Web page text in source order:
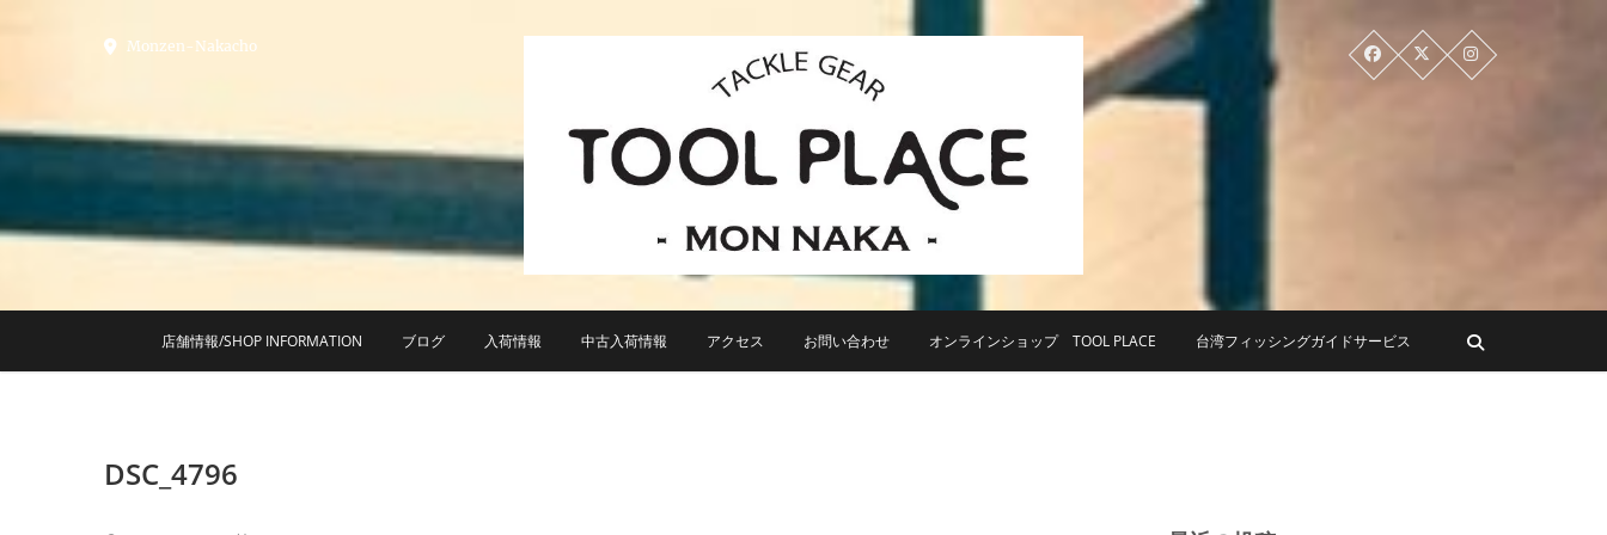
Monzen-Nakacho
TACKLE GEAR TOOL PLACE ツールプレイス
小さなルアーフィッシングショップ「ツールプレイス」が門前仲町に近日オープン！
店舗情報/SHOP INFORMATION ブログ 入荷情報 中古入荷情報 アクセス お問い合わせ オンラインショップ TOOL PLACE 台湾フィッシングガイドサービス
DSC_4796